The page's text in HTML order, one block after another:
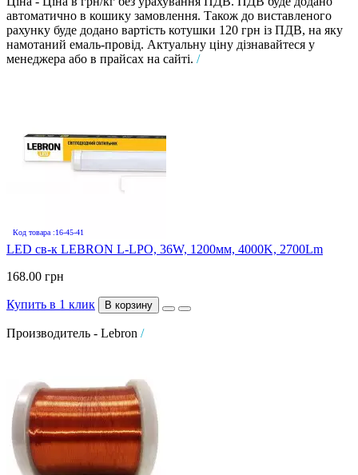
автоматично в кошику замовлення. Також до виставленого
рахунку буде додано вартість котушки 120 грн із ПДВ, на яку
намотаний емаль-провід. Актуальну ціну дізнавайтеся у
менеджера або в прайсах на сайті. /
Код товара :16-45-41
LED св-к LEBRON L-LPO, 36W, 1200мм, 4000K, 2700Lm
168.00 грн
Купить в 1 клик В корзину
Производитель - Lebron /